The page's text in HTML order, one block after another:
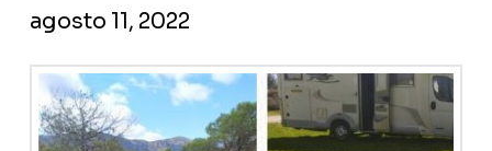
agosto 11, 2022